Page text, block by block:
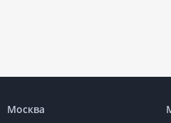
Москва